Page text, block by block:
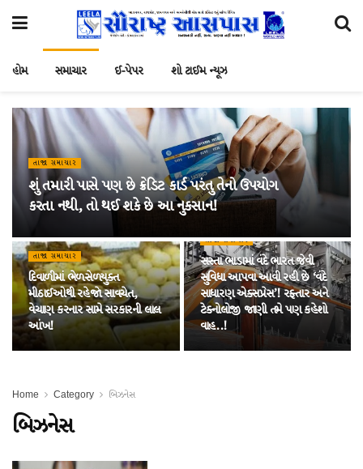
હોમ સમાચાર ઈ-પેપર શો ટાઈમ ન્યૂઝ
તાજા સમાચાર
શું તમારી પાસે પણ છે ક્રેડિટ કાર્ડ પરંતુ તેનો ઉપયોગ
કરતા નથી, તો થઈ શકે છે આ નુકસાન!
તાજા સમાચાર
દિવાળીમાં ભેળસેળયુક્ત
મીઠાઈઓથી રહેજો સાવચેત,
વેચાણ કરનાર સામે સરકારની લાલ
આંખ!
તાજા સમાચાર
સસ્તા ભાડામાં વંદે ભારત જેવી
સુવિધા આપવા આવી રહી છે ‘વંદે
સાધારણ એક્સપ્રેસ’! રફ્તાર અને
ટેક્નોલોજી જાણી તમે પણ કહેશો
વાહ..!
Home Category બિઝનેસ
બિઝનેસ